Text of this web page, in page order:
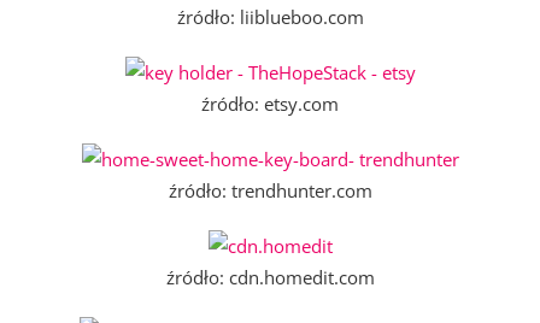
źródło: liiblueboo.com
źródło: etsy.com
źródło: trendhunter.com
źródło: cdn.homedit.com